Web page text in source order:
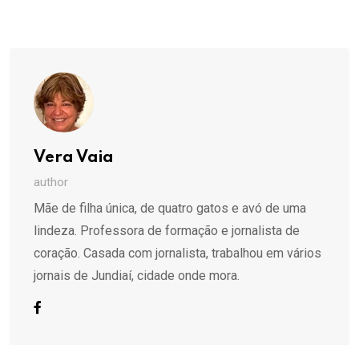
Vera Vaia
author
Mãe de filha única, de quatro gatos e avó de uma
lindeza. Professora de formação e jornalista de
coração. Casada com jornalista, trabalhou em vários
jornais de Jundiaí, cidade onde mora.